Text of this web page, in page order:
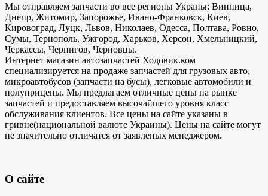
Мы отправляем запчасти во все регионы Украны: Винница,
Днепр, Житомир, Запорожье, Ивано-Франковск, Киев,
Кировоград, Луцк, Львов, Николаев, Одесса, Полтава, Ровно,
Сумы, Тернополь, Ужгород, Харьков, Херсон, Хмельницкий,
Черкассы, Чернигов, Черновцы.
Интернет магазин автозапчастей Ходовик.ком
специализируется на продаже запчастей для грузовых авто,
микроавтобусов (запчасти на бусы), легковые автомобили и
полуприцепы. Мы предлагаем отличные цены на рынке
запчастей и предоставляем высочайшего уровня класс
обслуживания клиентов. Все цены на сайте указаны в
гривне(национальной валюте Украины). Цены на сайте могут
не значительно отличатся от заявленых менеджером.
О сайте